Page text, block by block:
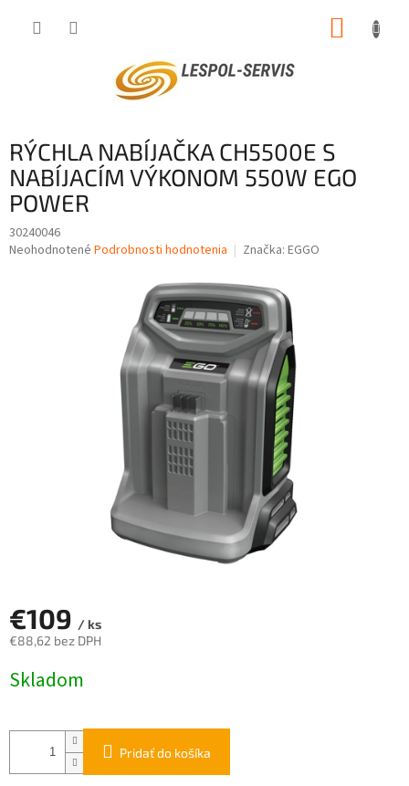
RÝCHLA NABÍJAČKA CH5500E S
NABÍJACÍM VÝKONOM 550W EGO
POWER
30240046
Priemerné
Neohodnotené Podrobnosti hodnotenia Značka: EGGO
€109 / ks
€88,62 bez DPH
cena:
Skladom
Pridať do košíka